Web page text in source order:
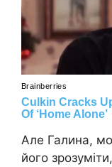
Але Галина,
його